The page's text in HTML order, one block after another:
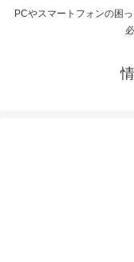
PCやスマートフォンの困